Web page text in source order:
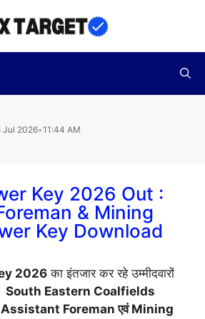
Jul 2026•11:44 AM
Key 2026 Out :
& Mining
Key Download
2026 का इंतजार कर रहे उम्मीदवारों
South Eastern Coalfields
Assistant Foreman एवं Mining